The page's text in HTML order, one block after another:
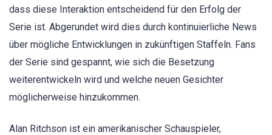
dass diese Interaktion entscheidend für den Erfolg der
Serie ist. Abgerundet wird dies durch kontinuierliche News
über mögliche Entwicklungen in zukünftigen Staffeln. Fans
der Serie sind gespannt, wie sich die Besetzung
weiterentwickeln wird und welche neuen Gesichter
möglicherweise hinzukommen.
Alan Ritchson ist ein amerikanischer Schauspieler,